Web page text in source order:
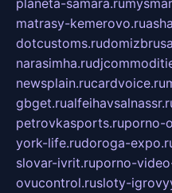
matrasy-kemerovo.ru
dotcustoms.ru
narasimha.ru
newsplain.rucardvoice.ru
gbget.ru
petrovkasports.ruporno-
york-life.rudoroga-
slovar-ivrit.ruporno-
ovucontrol.rusloty-